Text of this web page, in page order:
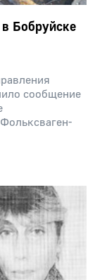
Бобруйске
сообщение